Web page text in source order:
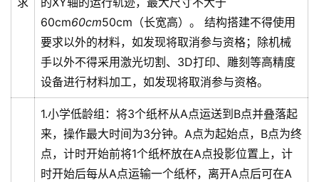
60cm60cm50cm（长宽高）。 结构搭建不得使用
要求以外的材料，如发现将取消参与资格；除机械
手以外不得采用激光切割、3D打印、雕刻等高精度
设备进行材料加工，如发现将取消参与资格。
1.小学低龄组：将3个纸杯从A点运送到B点并叠落起
来，操作最大时间为3分钟。A点为起始点，B点为终
点，计时开始前将1个纸杯放在A点投影位置上，计
时开始后每从A点运输一个纸杯，离开A点后可在A